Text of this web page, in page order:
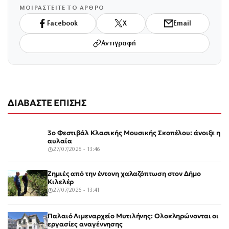
ΜΟΙΡΑΣΤΕΙΤΕ ΤΟ ΑΡΘΡΟ
Facebook X Email
Αντιγραφή
ΔΙΑΒΑΣΤΕ ΕΠΙΣΗΣ
3ο Φεστιβάλ Κλασικής Μουσικής Σκοπέλου: άνοιξε η
αυλαία
27/07/2026 - 13:46
Ζημιές από την έντονη χαλαζόπτωση στον Δήμο
Κιλελέρ
27/07/2026 - 13:41
Παλαιό Λιμεναρχείο Μυτιλήνης: Ολοκληρώνονται οι
εργασίες αναγέννησης